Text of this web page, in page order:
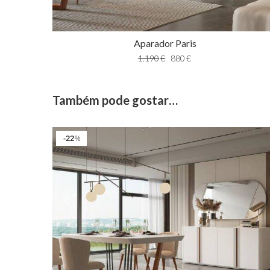
Aparador Paris
1.190€ 880€
Também pode gostar…
%
22